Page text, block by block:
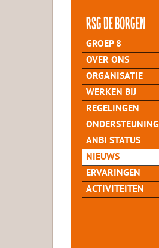
rsg de Borgen
GROEP 8
OVER ONS
ORGANISATIE
WERKEN BIJ
REGELINGEN
ONDERSTEUNING
ANBI STATUS
NIEUWS
ERVARINGEN
ACTIVITEITEN